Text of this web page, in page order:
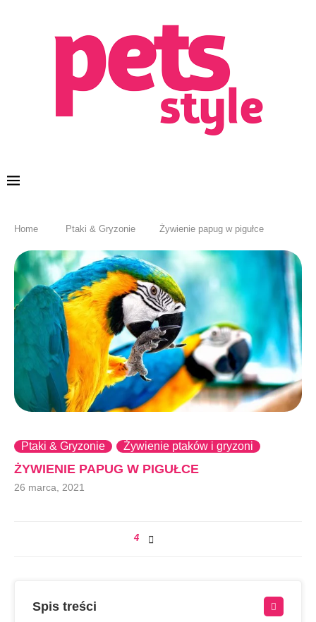
Home Ptaki & Gryzonie Żywienie papug w pigułce
Ptaki & Gryzonie Żywienie ptaków i gryzoni
ŻYWIENIE PAPUG W PIGUŁCE
26 marca, 2021
4
Spis treści